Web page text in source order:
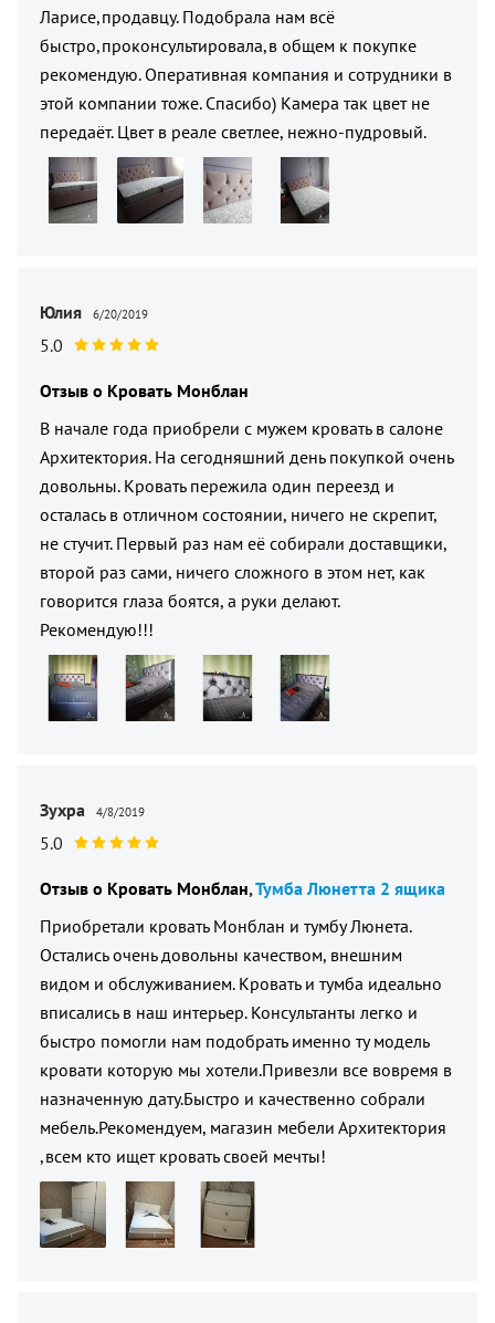
Ларисе,продавцу. Подобрала нам всё
быстро,проконсультировала,в общем к покупке
рекомендую. Оперативная компания и сотрудники в
этой компании тоже. Спасибо) Камера так цвет не
передаёт. Цвет в реале светлее, нежно-пудровый.
Юлия 6/20/2019
5.0
Отзыв о Кровать Монблан
В начале года приобрели с мужем кровать в салоне
Архитектория. На сегодняшний день покупкой очень
довольны. Кровать пережила один переезд и
осталась в отличном состоянии, ничего не скрепит,
не стучит. Первый раз нам её собирали доставщики,
второй раз сами, ничего сложного в этом нет, как
говорится глаза боятся, а руки делают.
Рекомендую!!!
Зухра 4/8/2019
5.0
Отзыв о Кровать Монблан Тумба Люнетта 2 ящика
Приобретали кровать Монблан и тумбу Люнета.
Остались очень довольны качеством, внешним
видом и обслуживанием. Кровать и тумба идеально
вписались в наш интерьер. Консультанты легко и
быстро помогли нам подобрать именно ту модель
кровати которую мы хотели.Привезли все вовремя в
назначенную дату.Быстро и качественно собрали
мебель.Рекомендуем, магазин мебели Архитектория
,всем кто ищет кровать своей мечты!